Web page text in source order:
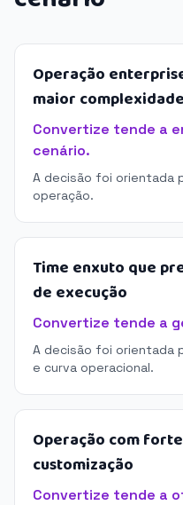
Operação
maior complexidade
Convertize tende a
cenário.
A decisão foi orientada
operação.
Time enxuto que
de execução
Convertize tende a
A decisão foi orientada
e curva operacional.
Operação com
customização
Convertize tende a